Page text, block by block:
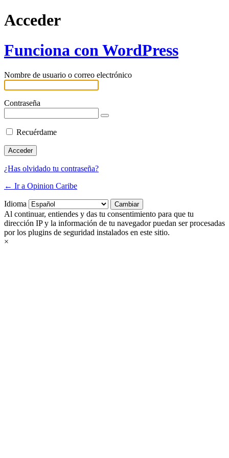
Acceder
Funciona con WordPress
Nombre de usuario o correo electrónico
Contraseña
Recuérdame
¿Has olvidado tu contraseña?
← Ir a Opinion Caribe
Idioma
Al continuar, entiendes y das tu consentimiento para que tu
dirección IP y la información de tu navegador puedan ser procesadas
por los plugins de seguridad instalados en este sitio.
×